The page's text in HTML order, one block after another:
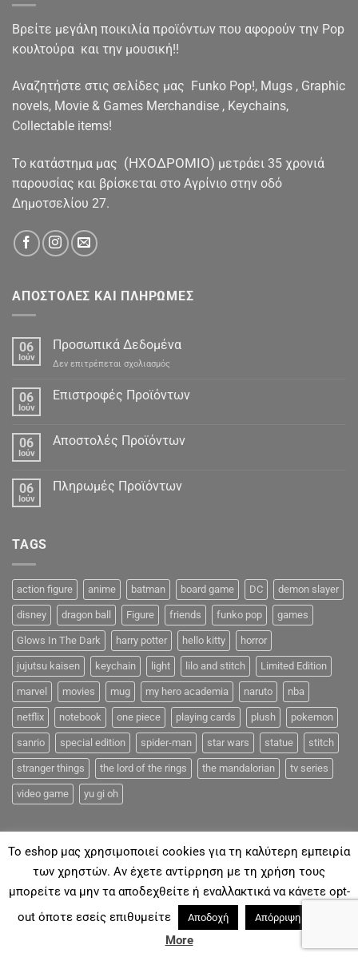
Βρείτε μεγάλη ποικιλία προϊόντων που αφορούν την Pop
κουλτούρα και την μουσική!!
Αναζητήστε στις σελίδες μας Funko Pop!, Mugs , Graphic
novels, Movie & Games Merchandise , Keychains,
Collectable items!
To κατάστημα μας (ΗΧΟΔΡΟΜΙΟ) μετράει 35 χρονιά
παρουσίας και βρίσκεται στο Αγρίνιο στην οδό
Δημοτσελίου 27.
ΑΠΟΣΤΟΛΕΣ ΚΑΙ ΠΛΗΡΩΜΕΣ
06
Ιούν
Προσωπικά Δεδομένα
Δεν επιτρέπεται σχολιασμός
Δεδομένα
06
Ιούν
Επιστροφές Προϊόντων
06
Ιούν
Αποστολές Προϊόντων
06
Ιούν
Πληρωμές Προϊόντων
TAGS
action figure anime batman board game DC demon slayer
disney dragon ball Figure friends funko pop games
Glows In The Dark harry potter hello kitty horror
jujutsu kaisen keychain light lilo and stitch Limited Edition
marvel movies mug my hero academia naruto nba
netflix notebook one piece playing cards plush pokemon
sanrio special edition spider-man star wars statue stitch
stranger things the lord of the rings the mandalorian tv series
video game yu gi oh
ΓΙΑ ΕΜΆΣ ΑΠΟΣΤΟΛΈΣ & ΠΛΗΡΩΜΈΣ ΕΠΙΚΟΙΝΩΝΊΑ FAQ
Με την επιφύλαξη παντός νομίμου Δικαιώματος 2018©
Coolmerch.gr
To eshop μας χρησιμοποιεί cookies για τη καλύτερη εμπειρία
των χρηστών. Αν έχετε αντίρρηση με τη χρήση τους
μπορείτε να μην τα αποδεχθείτε ή εναλλακτικά να κάνετε opt-
out όποτε εσείς επιθυμείτε
Αποδοχή Απόρριψη
More